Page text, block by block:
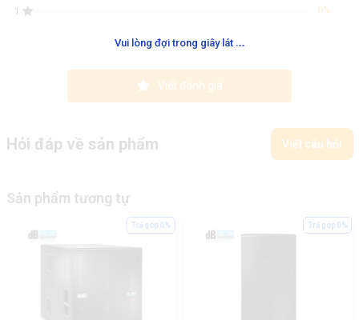
Vui lòng đợi trong giây lát ...
1
0%
Viết đánh giá
Hỏi đáp về sản phẩm Viết câu hỏi
Sản phẩm tương tự
Trả góp 0% Trả góp 0%